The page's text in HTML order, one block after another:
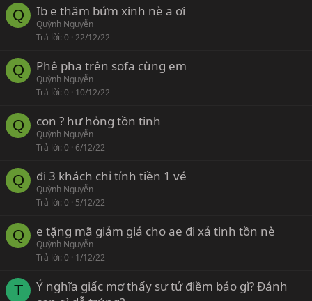
Q Ib e thăm bứm xinh nè a ơi
Quỳnh Nguyễn
Trả lời 0 22/12/22
Q Phê pha trên sofa cùng em
Quỳnh Nguyễn
Trả lời 0 10/12/22
Q con ? hư hỏng tồn tinh
Quỳnh Nguyễn
Trả lời 0 6/12/22
Q đi 3 khách chỉ tính tiền 1 vé
Quỳnh Nguyễn
Trả lời 0 5/12/22
Q e tặng mã giảm giá cho ae đi xả tinh tồn nè
Quỳnh Nguyễn
Trả lời 0 1/12/22
T
Ý nghĩa giấc mơ thấy sư tử điềm báo gì? Đánh